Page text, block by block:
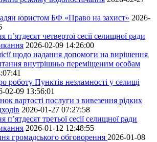
юристом БФ «Право на захист» 2026-
четвертої сесії селищної ради
2026-02-09 14:26:00
щодо надання допомоги на вирішення
внутрішньо переміщеним особам
роботу Пунктів незламності у селищі
02-09 13:56:01
вартості послуги з вивезення рідких
2026-01-27 07:27:58
третьої сесії селищної ради
2026-01-12 12:48:55
громадського обговорення 2026-01-08